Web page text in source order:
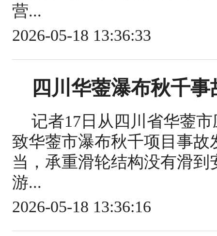
营...
2026-05-18 13:36:33
四川华蓥瀑布秋千
记者17日从四川省华蓥
致华蓥市瀑布秋千项目事
当，承重滑轮结构没有滑
游...
2026-05-18 13:36:16